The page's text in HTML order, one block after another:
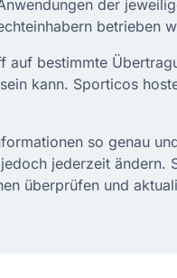
der
betrieben
auf bestimmte
kann. Sporticos
so genau
jederzeit
überprüfen und